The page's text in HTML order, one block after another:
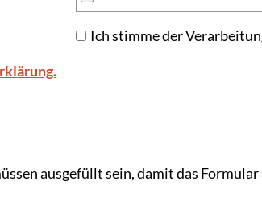
Ich stimme der
ausgefüllt sein, damit das